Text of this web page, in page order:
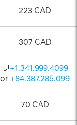
223 CAD
307 CAD
💬+1.341.999.4099
or +84.387.285.099
70 CAD